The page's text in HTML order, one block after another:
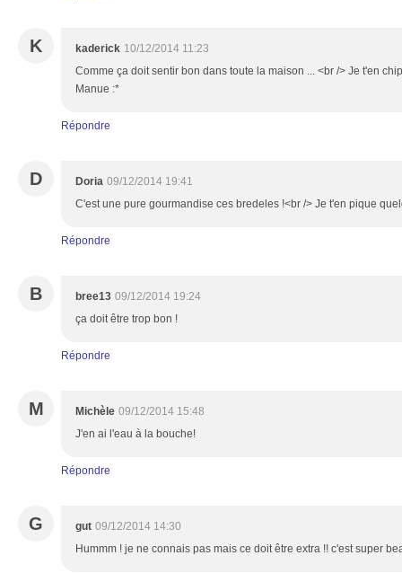
K kaderick 10/12/2014 11:23
Comme ça doit sentir bon dans toute la maison ... <br /> Je t'en
Manue :*
Répondre
D Doria 09/12/2014 19:41
C'est une pure gourmandise ces bredeles !<br /> Je t'en pique
Répondre
B bree13 09/12/2014 19:24
ça doit être trop bon !
Répondre
M Michèle 09/12/2014 15:48
J'en ai l'eau à la bouche!
Répondre
G gut 09/12/2014 14:30
Hummm ! je ne connais pas mais ce doit être extra !! c'est super